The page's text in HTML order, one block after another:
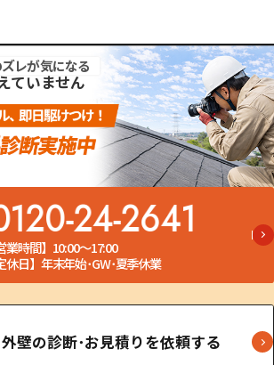
レが気になる
ていません
24-2641
業時間】10:00～17:00
休日】年末年始･GW･夏季休業
壁の診断･お見積りを依頼する